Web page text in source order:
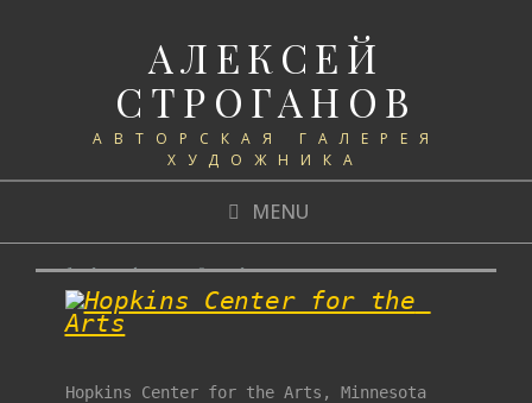
АЛЕКСЕЙ
СТРОГАНОВ
АВТОРСКАЯ ГАЛЕРЕЯ
ХУДОЖНИКА
MENU
«Velocity: The Art of Motion»
Hopkins Center for the Arts, Minnesota